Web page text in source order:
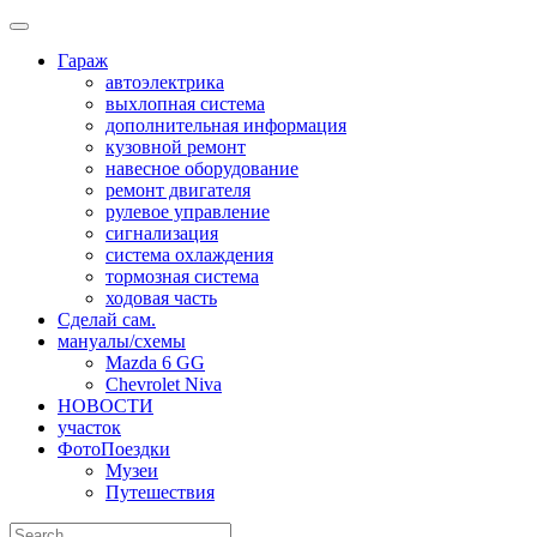
Skip
contentГараж
автоэлектрика
выхлопная система
дополнительная информация
кузовной ремонт
навесное оборудование
ремонт двигателя
рулевое управление
сигнализация
система охлаждения
тормозная система
ходовая часть
Сделай сам.
мануалы/схемы
Mazda 6 GG
Chevrolet Niva
НОВОСТИ
участок
ФотоПоездки
Музеи
Путешествия
Search